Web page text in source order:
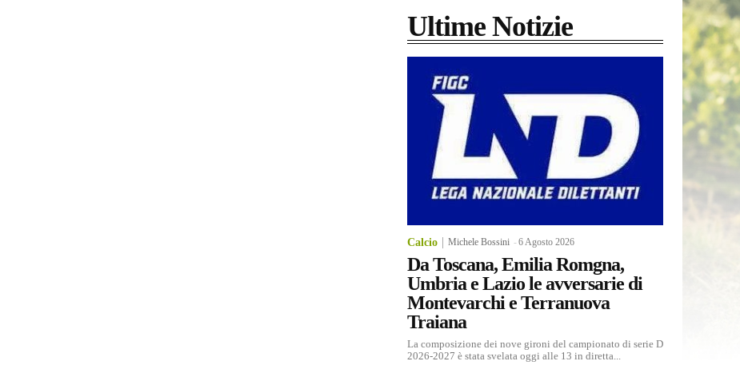
Ultime Notizie
Calcio Michele Bossini -6 Agosto 2026
Da Toscana, Emilia Romgna,
Umbria e Lazio le avversarie di
Montevarchi e Terranuova
Traiana
La composizione dei nove gironi del campionato di serie D
2026-2027 è stata svelata oggi alle 13 in diretta...